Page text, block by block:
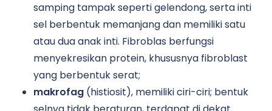
samping tampak seperti gelendong, serta inti
sel berbentuk memanjang dan memiliki satu
atau dua anak inti. Fibroblas berfungsi
menyekresikan protein, khususnya fibroblast
yang berbentuk serat;
makrofag (histiosit), memiliki ciri-ciri; bentuk